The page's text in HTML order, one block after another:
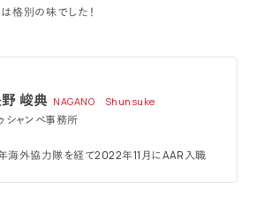
格別の味でした！
峻典 NAGANO Shunsuke
シャンベ事務所
海外協力隊を経て2022年11月にAAR入職